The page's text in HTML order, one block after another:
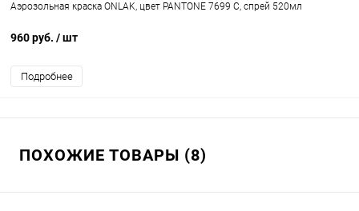
Аэрозольная краска ONLAK, цвет PANTONE 7699 C, спрей 520мл
960 руб. / шт
Подробнее
ПОХОЖИЕ ТОВАРЫ (8)